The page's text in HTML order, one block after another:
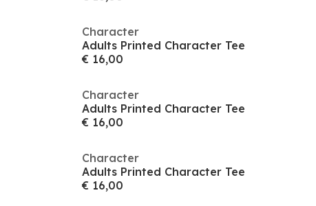
Character
Adults Printed Character Tee
€ 16,00
Character
Adults Printed Character Tee
€ 16,00
Character
Adults Printed Character Tee
€ 16,00